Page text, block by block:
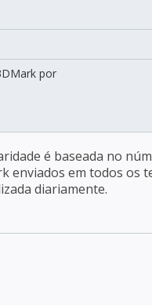
por
é baseada no
enviados em todos os
diariamente.